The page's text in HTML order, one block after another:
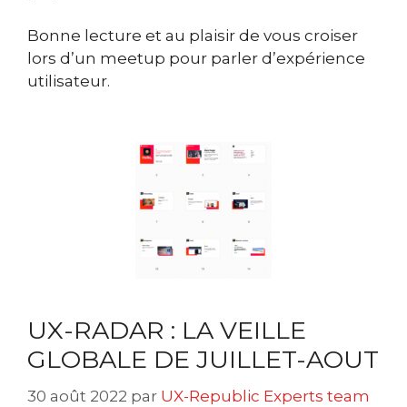
Bonne lecture et au plaisir de vous croiser
lors d’un meetup pour parler d’expérience
utilisateur.
UX-RADAR : LA VEILLE
GLOBALE DE JUILLET-AOUT
30 août 2022 par UX-Republic Experts team